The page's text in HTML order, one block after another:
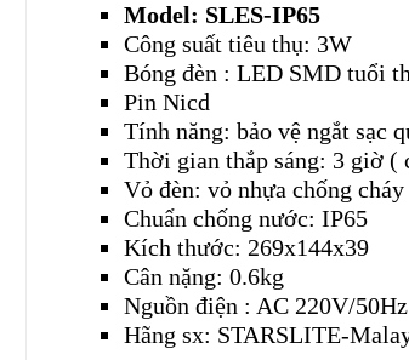
Model: SLES-IP65
Công suất tiêu thụ: 3W
Bóng đèn : LED SMD tuổi
Pin Nicd
Tính năng: bảo vệ ngắt sạc
Thời gian thắp sáng: 3 giờ (
Vỏ đèn: vỏ nhựa chống cháy
Chuẩn chống nước: IP65
Kích thước: 269x144x39
Cân nặng: 0.6kg
Nguồn điện : AC 220V/50Hz
Hãng sx: STARSLITE-